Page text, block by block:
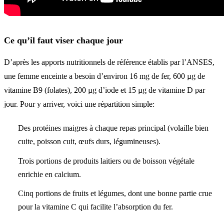
Ce qu’il faut viser chaque jour
D’après les apports nutritionnels de référence établis par l’ANSES,
une femme enceinte a besoin d’environ 16 mg de fer, 600 µg de
vitamine B9 (folates), 200 µg d’iode et 15 µg de vitamine D par
jour. Pour y arriver, voici une répartition simple:
Des protéines maigres à chaque repas principal (volaille bien
cuite, poisson cuit, œufs durs, légumineuses).
Trois portions de produits laitiers ou de boisson végétale
enrichie en calcium.
Cinq portions de fruits et légumes, dont une bonne partie crue
pour la vitamine C qui facilite l’absorption du fer.